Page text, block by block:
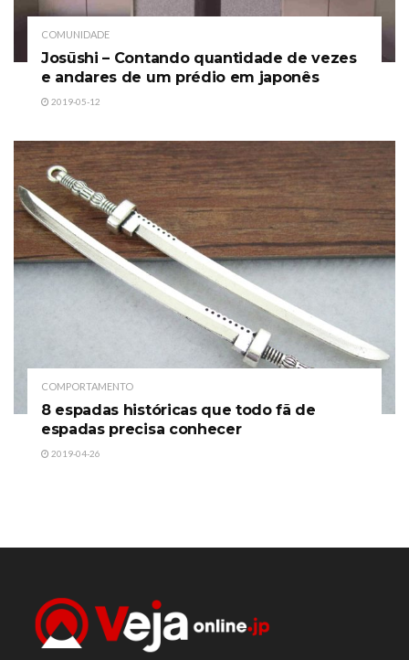
COMUNIDADE
Josūshi – Contando quantidade de vezes
e andares de um prédio em japonês
2019-05-12
COMPORTAMENTO
8 espadas históricas que todo fã de
espadas precisa conhecer
2019-04-26